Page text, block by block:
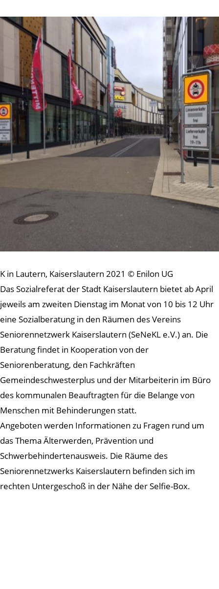
K in Lautern, Kaiserslautern 2021 © Enilon UG
Das Sozialreferat der Stadt Kaiserslautern bietet ab April
jeweils am zweiten Dienstag im Monat von 10 bis 12 Uhr
eine Sozialberatung in den Räumen des Vereins
Seniorennetzwerk Kaiserslautern (SeNeKL e.V.) an. Die
Beratung findet in Kooperation von der
Seniorenberatung, den Fachkräften
Gemeindeschwesterplus und der Mitarbeiterin im Büro
des kommunalen Beauftragten für die Belange von
Menschen mit Behinderungen statt.
Angeboten werden Informationen zu Fragen rund um
das Thema Älterwerden, Prävention und
Schwerbehindertenausweis. Die Räume des
Seniorennetzwerks Kaiserslautern befinden sich im
rechten Untergeschoß in der Nähe der Selfie-Box.